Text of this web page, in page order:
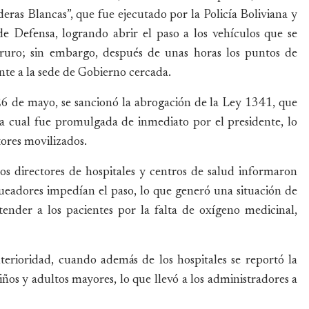
Blancas”, que fue ejecutado por la Policía Boliviana y
Defensa, logrando abrir el paso a los vehículos que se
sin embargo, después de unas horas los puntos de
a la sede de Gobierno cercada.
de mayo, se sancionó la abrogación de la Ley 1341, que
cual fue promulgada de inmediato por el presidente, lo
movilizados.
directores de hospitales y centros de salud informaron
impedían el paso, lo que generó una situación de
a los pacientes por la falta de oxígeno medicinal,
cuando además de los hospitales se reportó la
y adultos mayores, lo que llevó a los administradores a